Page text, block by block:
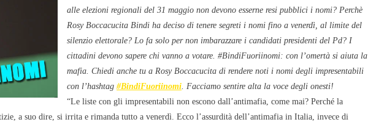
alle elezioni regionali del 31 maggio non devono esserne resi pubblici i nomi? Perchè
Rosy Boccacucita Bindi ha deciso di tenere segreti i nomi fino a venerdì, al limite del
silenzio elettorale? Lo fa solo per non imbarazzare i candidati presidenti del Pd? I
cittadini devono sapere chi vanno a votare. #BindiFuoriinomi: con l’omertà si aiuta la
mafia. Chiedi anche tu a Rosy Boccacucita di rendere noti i nomi degli impresentabili
con l’hashtag #BindiFuoriinomi . Facciamo sentire alta la voce degli onesti!
“Le liste con gli impresentabili non escono dall’antimafia, come mai? Perché la
a suo dire, si irrita e rimanda tutto a venerdì. Ecco l’assurdità dell’antimafia in Italia, invece di